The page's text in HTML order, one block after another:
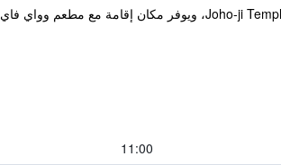
يقع مكان إقامة "Hotel Sunroute Fukuchiyama" في فوكوتشياما، ضمن 4.3 كم من Choanji Temple و41 كم من Joho-ji Temple، ويوفر مكان إقامة مع مطعم وواي فاي
11:00